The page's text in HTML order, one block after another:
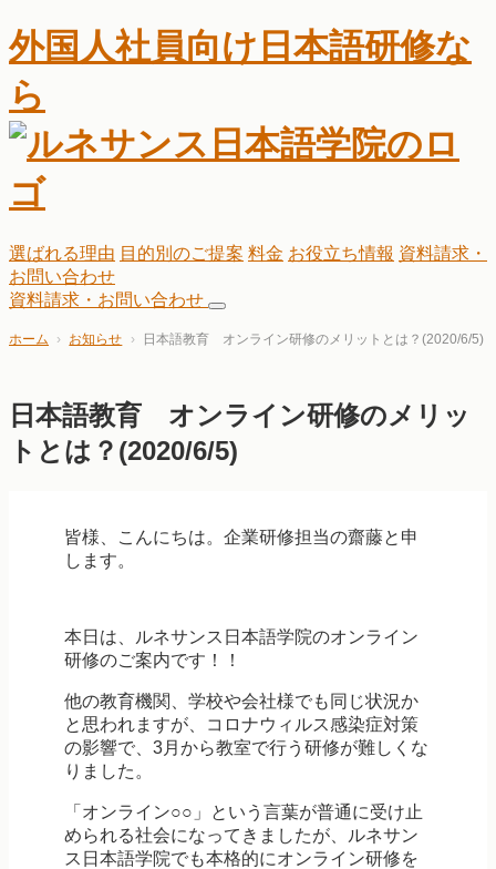
外国人社員向け日本語研修な
ら
選ばれる理由 目的別のご提案 料金 お役立ち情報 資料請求・
お問い合わせ
資料請求・お問い合わせ
ホーム お知らせ 日本語教育 オンライン研修のメリットとは？(2020/6/5)
日本語教育 オンライン研修のメリッ
トとは？(2020/6/5)
皆様、こんにちは。企業研修担当の齋藤と申
します。
本日は、ルネサンス日本語学院のオンライン
研修のご案内です！！
他の教育機関、学校や会社様でも同じ状況か
と思われますが、コロナウィルス感染症対策
の影響で、3月から教室で行う研修が難しくな
りました。
「オンライン○○」という言葉が普通に受け止
められる社会になってきましたが、ルネサン
ス日本語学院でも本格的にオンライン研修を